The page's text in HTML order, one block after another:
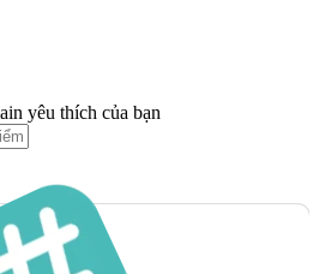
yêu thích của bạn